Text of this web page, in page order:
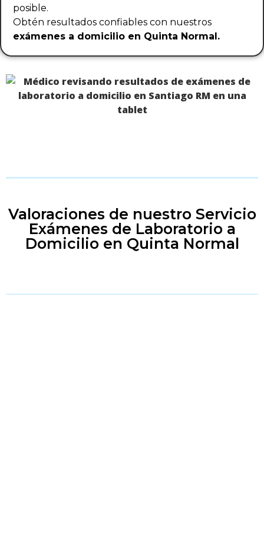
posible.
Obtén resultados confiables con nuestros
exámenes a domicilio en Quinta Normal.
Valoraciones de nuestro Servicio
Exámenes de Laboratorio a
Domicilio en Quinta Normal